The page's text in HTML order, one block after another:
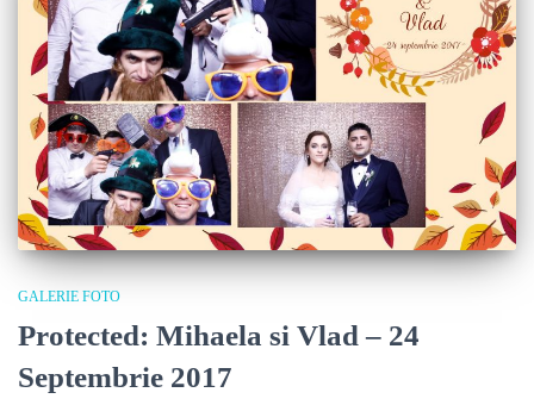
GALERIE FOTO
Protected: Mihaela si Vlad – 24
Septembrie 2017